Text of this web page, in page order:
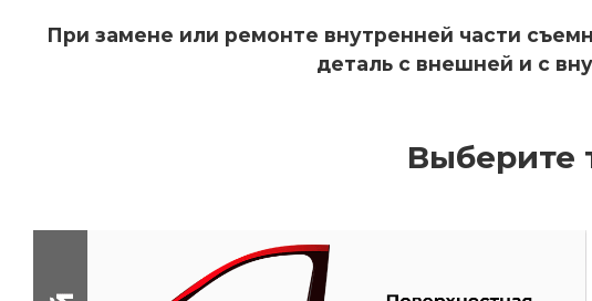
При замене или ремонте внутренней части
деталь с внешней и с
Выберите